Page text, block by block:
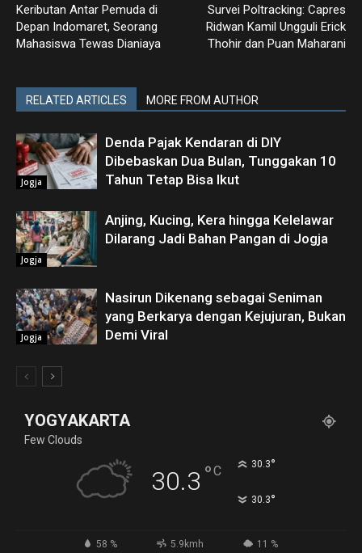
Keributan Antar Pemuda di
Depan Indomaret, Seorang
Mahasiswa Tewas Dianiaya
Survei Poltracking: Capres
Ridwan Kamil Ungguli Erick
Thohir dan Puan Maharani
RELATED ARTICLES MORE FROM AUTHOR
Jogja
Denda Pajak Kendaran di DIY
Dibebaskan Dua Bulan, Tunggakan 10
Tahun Tetap Bisa Ikut
Jogja
Anjing, Kucing, Kera hingga Kelelawar
Dilarang Jadi Bahan Pangan di Jogja
Jogja
Nasirun Dikenang sebagai Seniman
yang Berkarya dengan Kejujuran, Bukan
Demi Viral
YOGYAKARTA
Few Clouds
30.3 °C 30.3°
30.3°
58 % 5.9kmh 11 %